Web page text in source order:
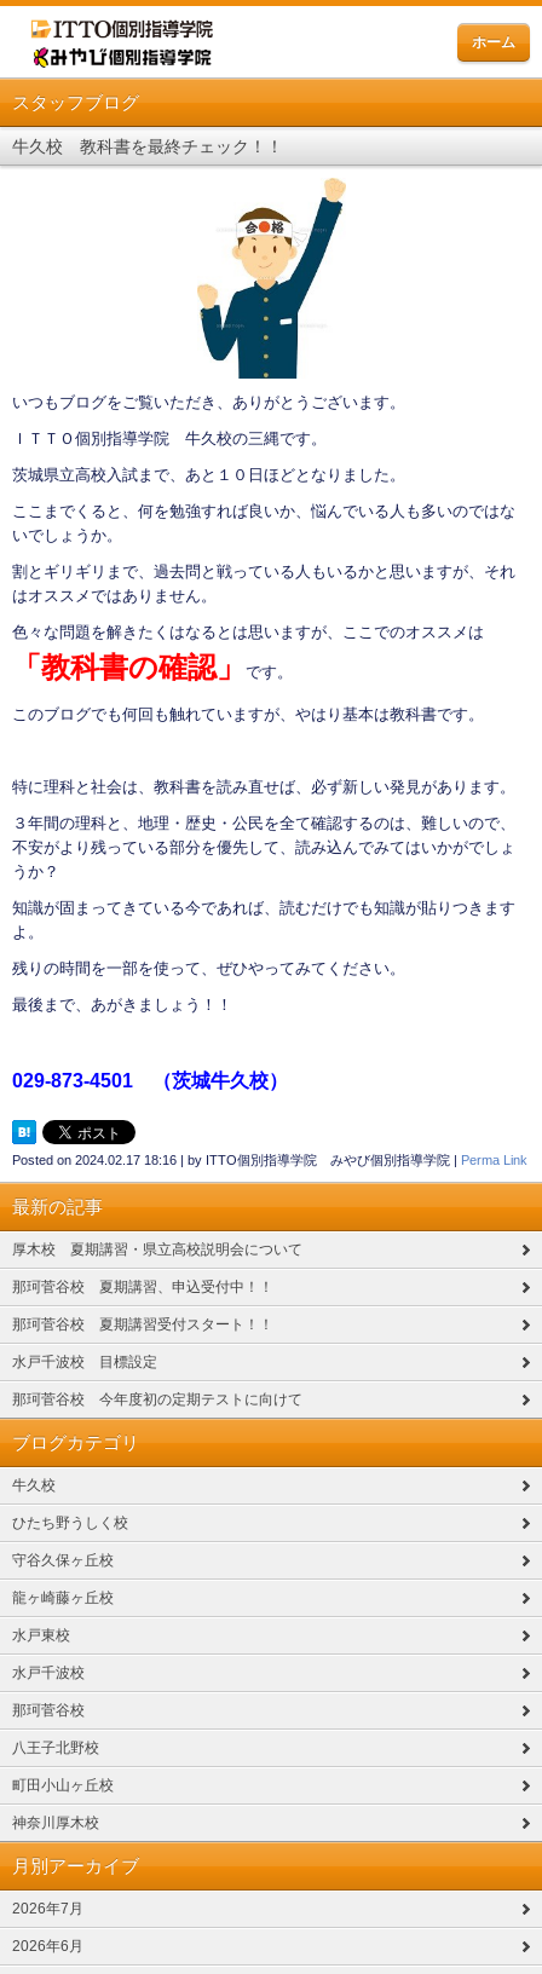
ホーム
スタッフブログ
牛久校 教科書を最終チェック！！
いつもブログをご覧いただき、ありがとうございます。
ＩＴＴＯ個別指導学院 牛久校の三縄です。
茨城県立高校入試まで、あと１０日ほどとなりました。
ここまでくると、何を勉強すれば良いか、悩んでいる人も多いのではな
いでしょうか。
割とギリギリまで、過去問と戦っている人もいるかと思いますが、それ
はオススメではありません。
色々な問題を解きたくはなるとは思いますが、ここでのオススメは
「教科書の確認」 です。
このブログでも何回も触れていますが、やはり基本は教科書です。
特に理科と社会は、教科書を読み直せば、必ず新しい発見があります。
３年間の理科と、地理・歴史・公民を全て確認するのは、難しいので、
不安がより残っている部分を優先して、読み込んでみてはいかがでしょ
うか？
知識が固まってきている今であれば、読むだけでも知識が貼りつきます
よ。
残りの時間を一部を使って、ぜひやってみてください。
最後まで、あがきましょう！！
029-873-4501 （茨城牛久校）
Posted on 2024.02.17 18:16 by ITTO個別指導学院 みやび個別指導学院 Perma Link
最新の記事
厚木校 夏期講習・県立高校説明会について
那珂菅谷校 夏期講習、申込受付中！！
那珂菅谷校 夏期講習受付スタート！！
水戸千波校 目標設定
那珂菅谷校 今年度初の定期テストに向けて
ブログカテゴリ
牛久校
ひたち野うしく校
守谷久保ヶ丘校
龍ヶ崎藤ヶ丘校
水戸東校
水戸千波校
那珂菅谷校
八王子北野校
町田小山ヶ丘校
神奈川厚木校
月別アーカイブ
2026年7月
2026年6月